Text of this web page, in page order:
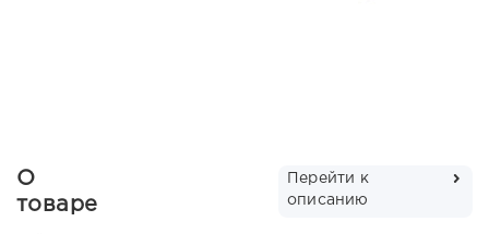
О
товаре
Перейти к
описанию